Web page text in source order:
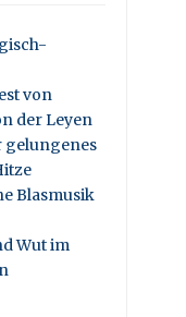
von
der Leyen
gelungenes
Blasmusik
Wut im